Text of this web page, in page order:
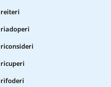
reiteri
riadoperi
riconsideri
ricuperi
rifoderi